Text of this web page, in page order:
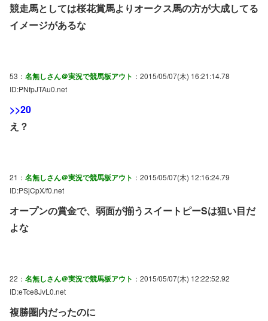
競走馬としては桜花賞馬よりオークス馬の方が大成してる
イメージがあるな
53： 名無しさん＠実況で競馬板アウト ：2015/05/07(木) 16:21:14.78
ID:PNfpJTAu0.net
>>20
え？
21： 名無しさん＠実況で競馬板アウト ：2015/05/07(木) 12:16:24.79
ID:PSjCpX/f0.net
オープンの賞金で、弱面が揃うスイートピーSは狙い目だ
よな
22： 名無しさん＠実況で競馬板アウト ：2015/05/07(木) 12:22:52.92
ID:eTce8JvL0.net
複勝圏内だったのに